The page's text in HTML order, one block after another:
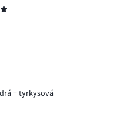
+ tyrkysová